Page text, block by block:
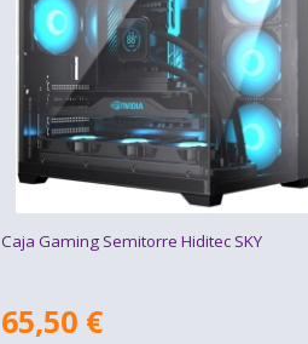
Caja Gaming Semitorre Hiditec SKY
65,50 €